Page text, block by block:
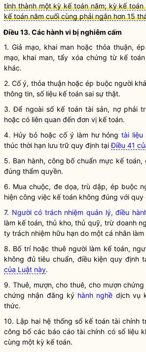
tính thành một kỳ kế toán năm; kỳ kế
kế toán năm cuối cùng phải ngắn hơn 15
Điều 13. Các hành vi bị nghiêm cấm
1. Giả mạo, khai man hoặc thỏa thuận,
mạo, khai man, tẩy xóa chứng từ kế toán
khác.
2. Cố ý, thỏa thuận hoặc ép buộc người
thông tin, số liệu kế toán sai sự thật.
3. Để ngoài sổ kế toán tài sản, nợ phải
hoặc có liên quan đến đơn vị kế toán.
4. Hủy bỏ hoặc cố ý làm hư hỏngtài liệu
thúc thời hạn lưu trữ quy định tạiĐiều 41
5. Ban hành, công bố chuẩn mực kế toán,
đúng thẩm quyền.
6. Mua chuộc, đe dọa, trù dập, ép buộc
hiện công việc kế toán không đúng với quy
7. Người có trách nhiệm quản lý, điều
làm kế toán, thủ kho, thủ quỹ, trừ doanh
ty trách nhiệm hữu hạn do một cá nhân làm
8. Bố trí hoặc thuê người làm kế toán,
không đủ tiêu chuẩn, điều kiện quy định
của Luật này.
9. Thuê, mượn, cho thuê, cho mượn
chứng nhận đăng ký hành nghề dịch vụ
thức.
10. Lập hai hệ thống sổ kế toán tài chính
công bố các báo cáo tài chính có số liệu
cùng một kỳ kế toán.